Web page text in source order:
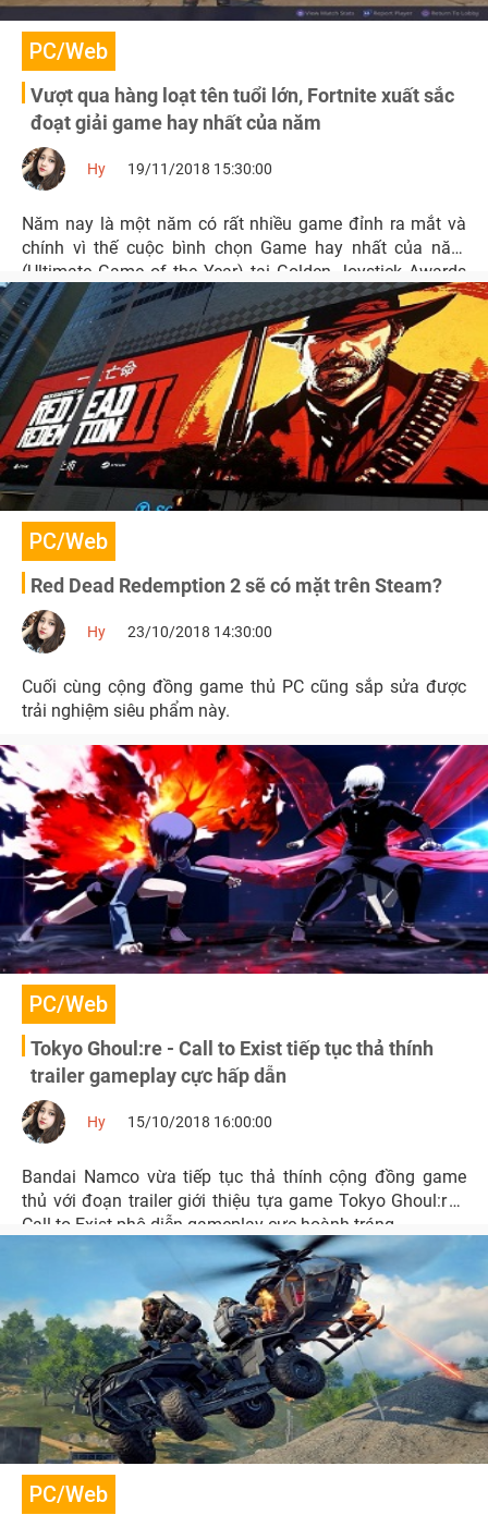
PC/Web
Vượt qua hàng loạt tên tuổi lớn, Fortnite xuất sắc
đoạt giải game hay nhất của năm
Hy 19/11/2018 15:30:00
Năm nay là một năm có rất nhiều game đỉnh ra mắt và
chính vì thế cuộc bình chọn Game hay nhất của năm
(Ultimate Game of the Year) tại Golden Joystick Awards
trở nên khó khăn hơn bao giờ hết.
PC/Web
Red Dead Redemption 2 sẽ có mặt trên Steam?
Hy 23/10/2018 14:30:00
Cuối cùng cộng đồng game thủ PC cũng sắp sửa được
trải nghiệm siêu phẩm này.
PC/Web
Tokyo Ghoul:re - Call to Exist tiếp tục thả thính
trailer gameplay cực hấp dẫn
Hy 15/10/2018 16:00:00
Bandai Namco vừa tiếp tục thả thính cộng đồng game
thủ với đoạn trailer giới thiệu tựa game Tokyo Ghoul:re -
Call to Exist phô diễn gameplay cực hoành tráng.
PC/Web